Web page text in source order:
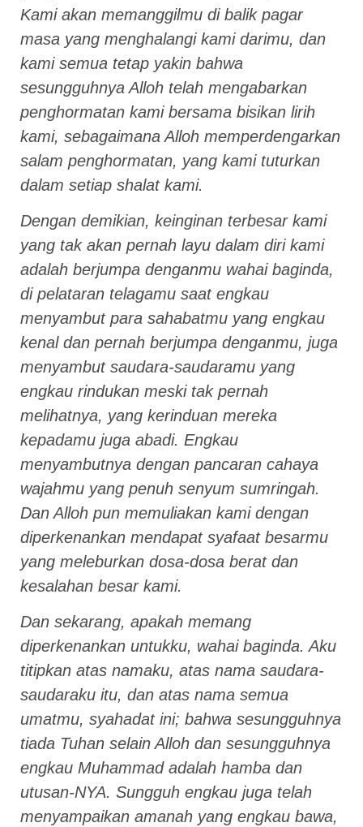
Kami akan memanggilmu di balik pagar
masa yang menghalangi kami darimu, dan
kami semua tetap yakin bahwa
sesungguhnya Alloh telah mengabarkan
penghormatan kami bersama bisikan lirih
kami, sebagaimana Alloh memperdengarkan
salam penghormatan, yang kami tuturkan
dalam setiap shalat kami.
Dengan demikian, keinginan terbesar kami
yang tak akan pernah layu dalam diri kami
adalah berjumpa denganmu wahai baginda,
di pelataran telagamu saat engkau
menyambut para sahabatmu yang engkau
kenal dan pernah berjumpa denganmu, juga
menyambut saudara-saudaramu yang
engkau rindukan meski tak pernah
melihatnya, yang kerinduan mereka
kepadamu juga abadi. Engkau
menyambutnya dengan pancaran cahaya
wajahmu yang penuh senyum sumringah.
Dan Alloh pun memuliakan kami dengan
diperkenankan mendapat syafaat besarmu
yang meleburkan dosa-dosa berat dan
kesalahan besar kami.
Dan sekarang, apakah memang
diperkenankan untukku, wahai baginda. Aku
titipkan atas namaku, atas nama saudara-
saudaraku itu, dan atas nama semua
umatmu, syahadat ini; bahwa sesungguhnya
tiada Tuhan selain Alloh dan sesungguhnya
engkau Muhammad adalah hamba dan
utusan-NYA. Sungguh engkau juga telah
menyampaikan amanah yang engkau bawa,